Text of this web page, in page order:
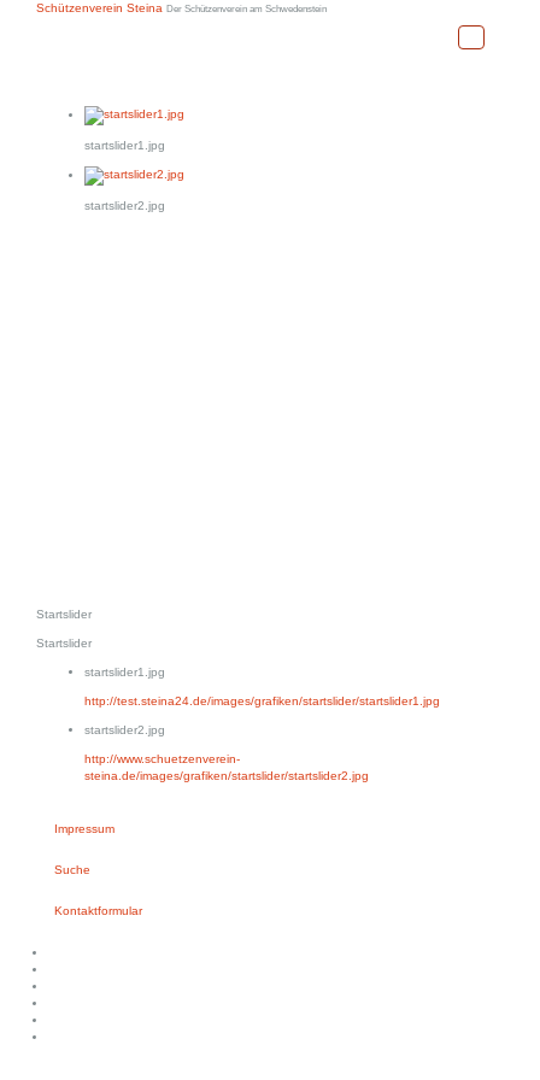
Schützenverein Steina Der Schützenverein am Schwedenstein
startslider1.jpg
startslider2.jpg
Startslider
Startslider
startslider1.jpg
http://test.steina24.de/images/grafiken/startslider/startslider1.jpg
startslider2.jpg
http://www.schuetzenverein-
steina.de/images/grafiken/startslider/startslider2.jpg
Impressum
Suche
Kontaktformular